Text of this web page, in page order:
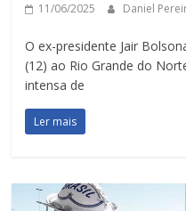
11/06/2025 Daniel
O ex-presidente Jair
(12) ao Rio Grande do
intensa de
Ler mais